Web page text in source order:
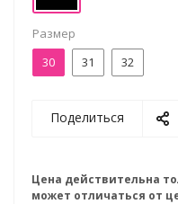
Размер
30
31 32
Поделиться
Цена действительна
может отличаться от